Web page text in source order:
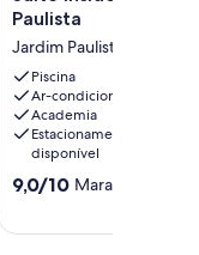
Inside
Windham
Paulista
Jardim
Paulista
Paulista
Jardim Paulista
Piscina
Ar-condicionado
Academia
Estacionamento
disponível
9.0
9,0/10 Maravilhosa